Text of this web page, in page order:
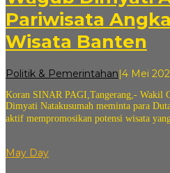
Pariwisata
Wisata Banten
Politik & Pemerintahan|4 Mei
Koran SINAR PAGI,Tangerang,- Wakil
Dimyati Natakusumah meminta para
aktif mempromosikan potensi wisata
May Day